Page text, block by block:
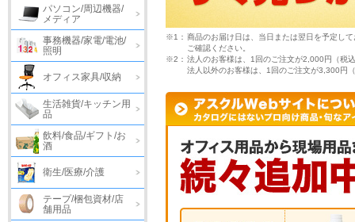
パソコン/周辺機器/
メディア
事務機器/家電/電池/
照明
オフィス家具/収納
生活雑貨/キッチン用
品
飲料/食品/ギフト/お
酒
衛生/医療/介護
テープ/梱包資材/店
舗用品
※1： 商品のお届け日は、当日または翌日を予定し
ご確認ください。
※2： 法人のお客様は、1回のご注文が2,000円（税
法人以外のお客様は、1回のご注文が3,300円